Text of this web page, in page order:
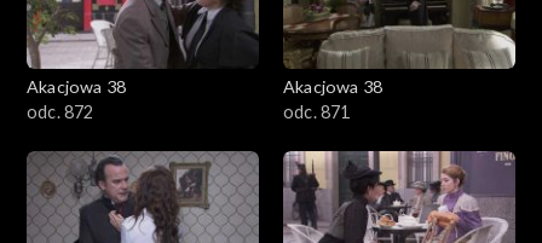
Akacjowa 38
odc. 872
Akacjowa 38
odc. 871